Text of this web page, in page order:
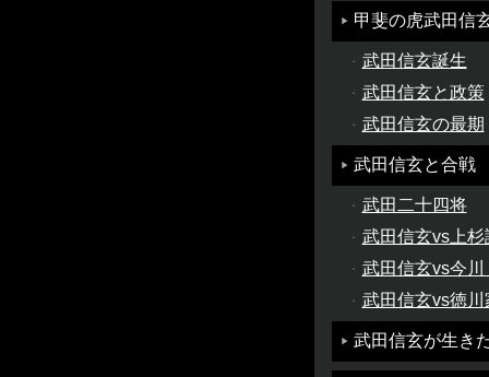
甲斐の虎武田信
武田信玄誕生
武田信玄と政策
武田信玄の最期
武田信玄と合戦
武田二十四将
武田信玄vs上杉
武田信玄vs今川
武田信玄vs徳川
武田信玄が生き